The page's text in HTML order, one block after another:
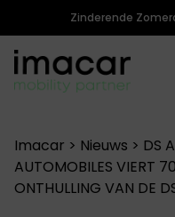
Zinderende
Imacar > Nieuws > DS
AUTOMOBILES VIERT
ONTHULLING VAN DE